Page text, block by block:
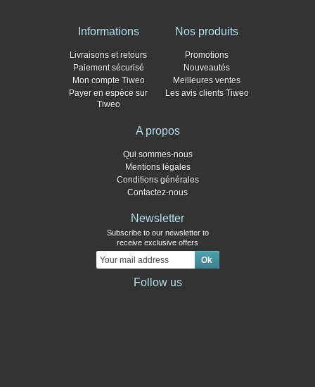
Informations
Livraisons et retours
Paiement sécurisé
Mon compte Tiweo
Payer en espèce sur
Tiweo
Nos produits
Promotions
Nouveautés
Meilleures ventes
Les avis clients Tiweo
A propos
Qui sommes-nous
Mentions légales
Conditions générales
Contactez-nous
Newsletter
Subscribe to our newsletter to
receive exclusive offers
Follow us